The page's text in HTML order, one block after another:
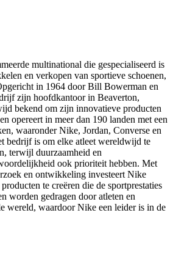
multinational die gespecialiseerd is
en verkopen van sportieve schoenen,
in 1964 door Bill Bowerman en
zijn hoofdkantoor in Beaverton,
bekend om zijn innovatieve producten
opereert in meer dan 190 landen met een
waaronder Nike, Jordan, Converse en
bedrijf is om elke atleet wereldwijd te
terwijl duurzaamheid en
ook prioriteit hebben. Met
en ontwikkeling investeert Nike
te creëren die de sportprestaties
worden gedragen door atleten en
wereld, waardoor Nike een leider is in de